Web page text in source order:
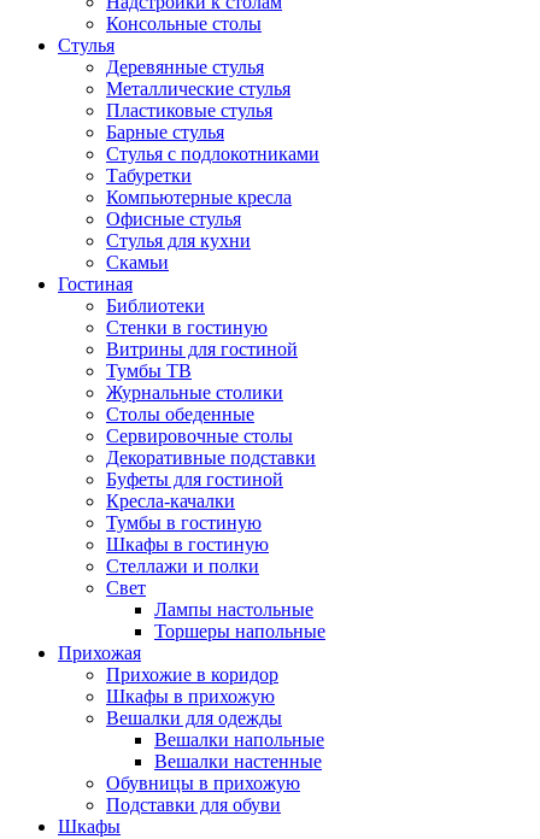
Консольные столы
Стулья
Деревянные стулья
Металлические стулья
Пластиковые стулья
Барные стулья
Стулья с подлокотниками
Табуретки
Компьютерные кресла
Офисные стулья
Стулья для кухни
Скамьи
Гостиная
Библиотеки
Стенки в гостиную
Витрины для гостиной
Тумбы ТВ
Журнальные столики
Столы обеденные
Сервировочные столы
Декоративные подставки
Буфеты для гостиной
Кресла-качалки
Тумбы в гостиную
Шкафы в гостиную
Стеллажи и полки
Свет
Лампы настольные
Торшеры напольные
Прихожая
Прихожие в коридор
Шкафы в прихожую
Вешалки для одежды
Вешалки напольные
Вешалки настенные
Обувницы в прихожую
Подставки для обуви
Шкафы